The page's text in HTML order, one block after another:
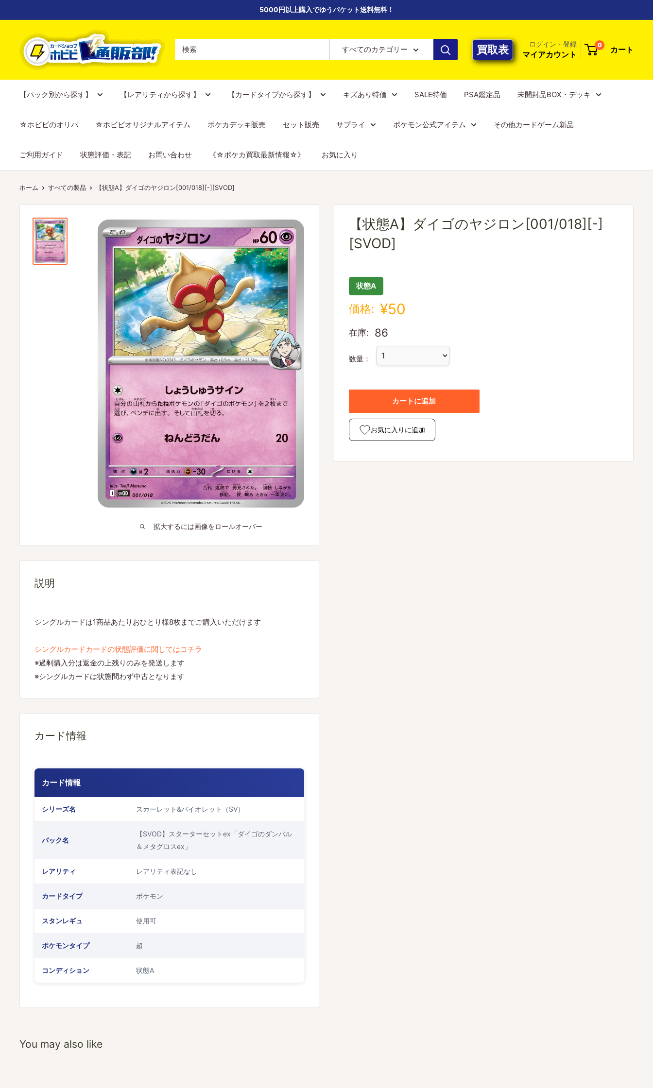
ン
5000円以上購入でゆうパケット送料無料！
【ポ
ケ
カ
門
シ
ョ
ッ
すべてのカテゴリー 買取表 ログイン・登録
マイアカウント
0 カート
【パック別から探す】 【レアリティから探す】 【カードタイプから探す】 キズあり特価 SALE特価 PSA鑑定品 未開封品BOX・デッキ
☆ホビビのオリパ ☆ホビビオリジナルアイテム ポケカデッキ販売 セット販売 サプライ ポケモン公式アイテム その他カードゲーム新品
ご利用ガイド 状態評価・表記 お問い合わせ 《☆ポケカ買取最新情報☆》 お気に入り
ホーム すべての製品 【状態A】ダイゴのヤジロン[001/018][-][SVOD]
拡大するには画像をロールオーバー
【状態A】ダイゴのヤジロン[001/018][-]
[SVOD]
状態A
価格: ¥50
在庫: 86
数量：
カートに追加
お気に入りに追加
説明
シングルカードは1商品あたりおひとり様8枚までご購入いただけます
シングルカードカードの状態評価に関してはコチラ
※過剰購入分は返金の上残りのみを発送します
※シングルカードは状態問わず中古となります
カード情報
カード情報
シリーズ名 スカーレット&バイオレット（SV）
パック名
【SVOD】スターターセットex「ダイゴのダンバル
＆メタグロスex」
レアリティ レアリティ表記なし
カードタイプ ポケモン
スタンレギュ 使用可
ポケモンタイプ 超
コンディション 状態A
You may also like